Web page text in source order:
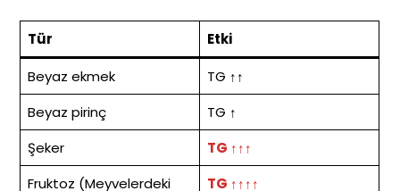
Tür
Etki
Beyaz ekmek
TG ↑↑
Beyaz pirinç
TG ↑
Şeker
TG ↑↑↑
Fruktoz (Meyvelerdeki
TG ↑↑↑↑